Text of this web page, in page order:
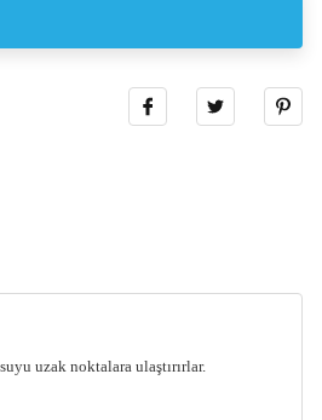
uzak noktalara ulaştırırlar.